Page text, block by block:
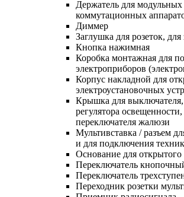
Держатель для
коммутационных
Диммер
Заглушка для розеток,
Кнопка нажимная
Коробка монтажная для
электроприборов
Корпус накладной для
электроустановочных
Крышка для
регулятора
переключателя жалюзи
Мультивставка / разъем
и для подключения
Основание для
Переключатель
Переключатель
Переходник розетки